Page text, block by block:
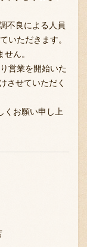
不良による人員
いただきます。
ん。
営業を開始いた
させていただく
くお願い申し上